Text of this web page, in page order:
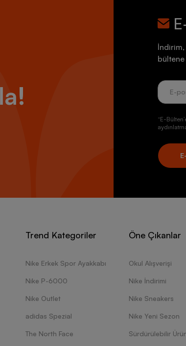
“E-
Trend Kategoriler
Nike Erkek Spor Ayakkabı
Nike P-6000
Nike Outlet
adidas Spezial
The North Face
Öne Çıkanlar
Okul Alışverişi
Nike İndirimi
Nike Sneakers
Nike Yeni Sezon
Sürdürülebilir